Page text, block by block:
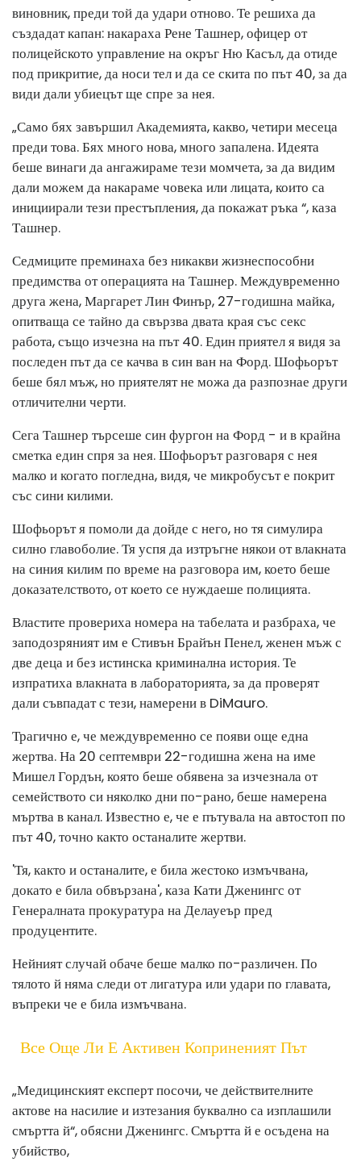
виновник, преди той да удари отново. Те решиха да
създадат капан: накараха Рене Ташнер, офицер от
полицейското управление на окръг Ню Касъл, да отиде
под прикритие, да носи тел и да се скита по път 40, за да
види дали убиецът ще спре за нея.
„Само бях завършил Академията, какво, четири месеца
преди това. Бях много нова, много запалена. Идеята
беше винаги да ангажираме тези момчета, за да видим
дали можем да накараме човека или лицата, които са
инициирали тези престъпления, да покажат ръка “, каза
Ташнер.
Седмиците преминаха без никакви жизнеспособни
предимства от операцията на Ташнер. Междувременно
друга жена, Маргарет Лин Финър, 27-годишна майка,
опитваща се тайно да свързва двата края със секс
работа, също изчезна на път 40. Един приятел я видя за
последен път да се качва в син ван на Форд. Шофьорът
беше бял мъж, но приятелят не можа да разпознае други
отличителни черти.
Сега Ташнер търсеше син фургон на Форд - и в крайна
сметка един спря за нея. Шофьорът разговаря с нея
малко и когато погледна, видя, че микробусът е покрит
със сини килими.
Шофьорът я помоли да дойде с него, но тя симулира
силно главоболие. Тя успя да изтръгне някои от влакната
на синия килим по време на разговора им, което беше
доказателството, от което се нуждаеше полицията.
Властите провериха номера на табелата и разбраха, че
заподозряният им е Стивън Брайън Пенел, женен мъж с
две деца и без истинска криминална история. Те
изпратиха влакната в лабораторията, за да проверят
дали съвпадат с тези, намерени в DiMauro.
Трагично е, че междувременно се появи още една
жертва. На 20 септември 22-годишна жена на име
Мишел Гордън, която беше обявена за изчезнала от
семейството си няколко дни по-рано, беше намерена
мъртва в канал. Известно е, че е пътувала на автостоп по
път 40, точно както останалите жертви.
'Тя, както и останалите, е била жестоко измъчвана,
докато е била обвързана', каза Кати Дженингс от
Генералната прокуратура на Делауеър пред
продуцентите.
Нейният случай обаче беше малко по-различен. По
тялото й няма следи от лигатура или удари по главата,
въпреки че е била измъчвана.
Все Още Ли Е Активен Коприненият Път
„Медицинският експерт посочи, че действителните
актове на насилие и изтезания буквално са изплашили
смъртта й“, обясни Дженингс. Смъртта й е осъдена на
убийство,